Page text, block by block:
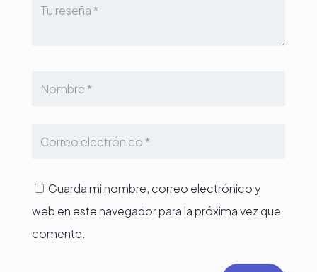
Guarda mi nombre, correo electrónico y
web en este navegador para la próxima vez que
comente.